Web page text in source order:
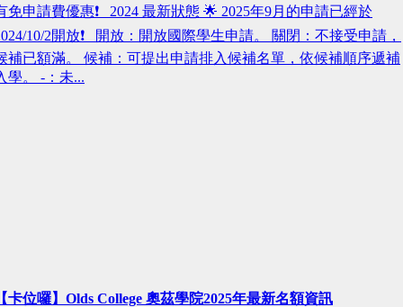
免申請費優惠❗️ 2024 最新狀態 🌟 2025年9月的申請已經於
10/2開放❗️ 開放：開放國際學生申請。 關閉：不接受申請，
補已額滿。 候補：可提出申請排入候補名單，依候補順序遞補
學。 -：未...
卡位囉】Olds College 奧茲學院2025年最新名額資訊